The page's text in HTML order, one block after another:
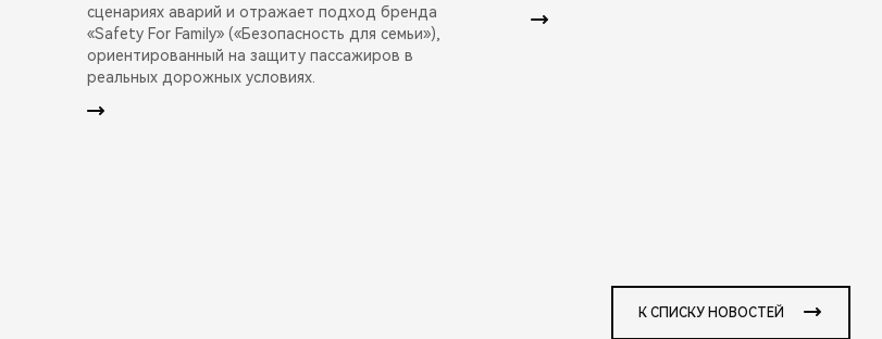
сценариях аварий и отражает подход бренда
«Safety For Family» («Безопасность для семьи»),
ориентированный на защиту пассажиров в
реальных дорожных условиях.
К СПИСКУ НОВОСТЕЙ